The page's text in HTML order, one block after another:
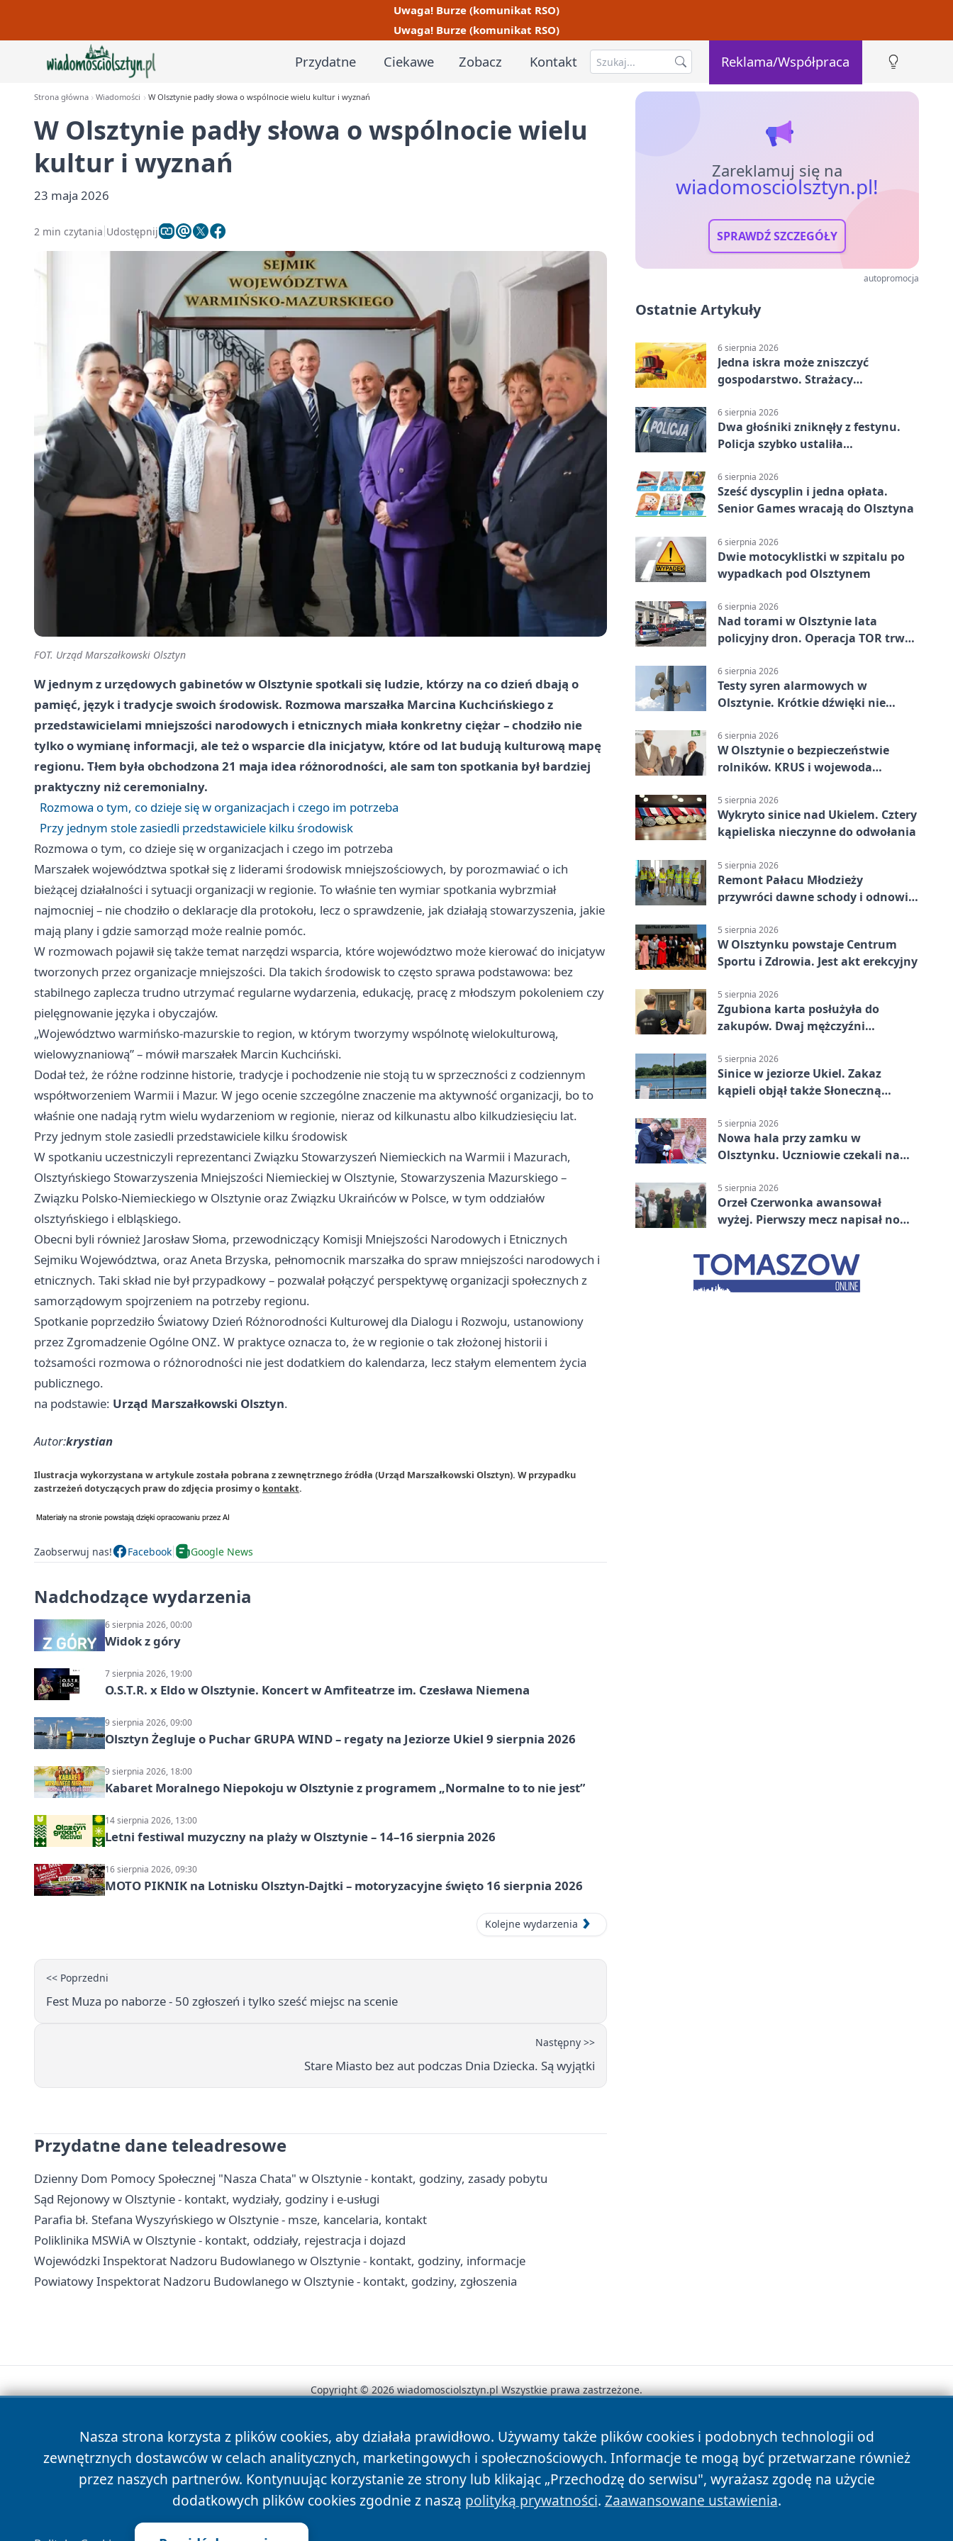
Uwaga! Burze (komunikat RSO)
Uwaga! Burze (komunikat RSO)
Przydatne Ciekawe Zobacz Kontakt Reklama/Współpraca
Strona główna Wiadomości W Olsztynie padły słowa o wspólnocie wielu kultur i wyznań
W Olsztynie padły słowa o wspólnocie wielu
kultur i wyznań
23 maja 2026
2 min czytania Udostępnij
FOT. Urząd Marszałkowski Olsztyn
W jednym z urzędowych gabinetów w Olsztynie spotkali się ludzie, którzy na co dzień dbają o
pamięć, język i tradycje swoich środowisk. Rozmowa marszałka Marcina Kuchcińskiego z
przedstawicielami mniejszości narodowych i etnicznych miała konkretny ciężar – chodziło nie
tylko o wymianę informacji, ale też o wsparcie dla inicjatyw, które od lat budują kulturową mapę
regionu. Tłem była obchodzona 21 maja idea różnorodności, ale sam ton spotkania był bardziej
praktyczny niż ceremonialny.
Rozmowa o tym, co dzieje się w organizacjach i czego im potrzeba
Przy jednym stole zasiedli przedstawiciele kilku środowisk
Rozmowa o tym, co dzieje się w organizacjach i czego im potrzeba
Marszałek województwa spotkał się z liderami środowisk mniejszościowych, by porozmawiać o ich
bieżącej działalności i sytuacji organizacji w regionie. To właśnie ten wymiar spotkania wybrzmiał
najmocniej – nie chodziło o deklaracje dla protokołu, lecz o sprawdzenie, jak działają stowarzyszenia, jakie
mają plany i gdzie samorząd może realnie pomóc.
W rozmowach pojawił się także temat narzędzi wsparcia, które województwo może kierować do inicjatyw
tworzonych przez organizacje mniejszości. Dla takich środowisk to często sprawa podstawowa: bez
stabilnego zaplecza trudno utrzymać regularne wydarzenia, edukację, pracę z młodszym pokoleniem czy
pielęgnowanie języka i obyczajów.
„Województwo warmińsko-mazurskie to region, w którym tworzymy wspólnotę wielokulturową,
wielowyznaniową” – mówił marszałek Marcin Kuchciński.
Dodał też, że różne rodzinne historie, tradycje i pochodzenie nie stoją tu w sprzeczności z codziennym
współtworzeniem Warmii i Mazur. W jego ocenie szczególne znaczenie ma aktywność organizacji, bo to
właśnie one nadają rytm wielu wydarzeniom w regionie, nieraz od kilkunastu albo kilkudziesięciu lat.
Przy jednym stole zasiedli przedstawiciele kilku środowisk
W spotkaniu uczestniczyli reprezentanci Związku Stowarzyszeń Niemieckich na Warmii i Mazurach,
Olsztyńskiego Stowarzyszenia Mniejszości Niemieckiej w Olsztynie, Stowarzyszenia Mazurskiego –
Związku Polsko-Niemieckiego w Olsztynie oraz Związku Ukraińców w Polsce, w tym oddziałów
olsztyńskiego i elbląskiego.
Obecni byli również Jarosław Słoma, przewodniczący Komisji Mniejszości Narodowych i Etnicznych
Sejmiku Województwa, oraz Aneta Brzyska, pełnomocnik marszałka do spraw mniejszości narodowych i
etnicznych. Taki skład nie był przypadkowy – pozwalał połączyć perspektywę organizacji społecznych z
samorządowym spojrzeniem na potrzeby regionu.
Spotkanie poprzedziło Światowy Dzień Różnorodności Kulturowej dla Dialogu i Rozwoju, ustanowiony
przez Zgromadzenie Ogólne ONZ. W praktyce oznacza to, że w regionie o tak złożonej historii i
tożsamości rozmowa o różnorodności nie jest dodatkiem do kalendarza, lecz stałym elementem życia
publicznego.
na podstawie: Urząd Marszałkowski Olsztyn.
Autor:krystian
Ilustracja wykorzystana w artykule została pobrana z zewnętrznego źródła (Urząd Marszałkowski Olsztyn). W przypadku
zastrzeżeń dotyczących praw do zdjęcia prosimy o kontakt.
Zaobserwuj nas! Facebook Google News
Nadchodzące wydarzenia
6 sierpnia 2026, 00:00
Widok z góry
7 sierpnia 2026, 19:00
O.S.T.R. x Eldo w Olsztynie. Koncert w Amfiteatrze im. Czesława Niemena
9 sierpnia 2026, 09:00
Olsztyn Żegluje o Puchar GRUPA WIND – regaty na Jeziorze Ukiel 9 sierpnia 2026
9 sierpnia 2026, 18:00
Kabaret Moralnego Niepokoju w Olsztynie z programem „Normalne to to nie jest”
14 sierpnia 2026, 13:00
Letni festiwal muzyczny na plaży w Olsztynie – 14–16 sierpnia 2026
16 sierpnia 2026, 09:30
MOTO PIKNIK na Lotnisku Olsztyn-Dajtki – motoryzacyjne święto 16 sierpnia 2026
Kolejne wydarzenia
<< Poprzedni
Fest Muza po naborze - 50 zgłoszeń i tylko sześć miejsc na scenie
Następny >>
Stare Miasto bez aut podczas Dnia Dziecka. Są wyjątki
Przydatne dane teleadresowe
Dzienny Dom Pomocy Społecznej "Nasza Chata" w Olsztynie - kontakt, godziny, zasady pobytu
Sąd Rejonowy w Olsztynie - kontakt, wydziały, godziny i e-usługi
Parafia bł. Stefana Wyszyńskiego w Olsztynie - msze, kancelaria, kontakt
Poliklinika MSWiA w Olsztynie - kontakt, oddziały, rejestracja i dojazd
Wojewódzki Inspektorat Nadzoru Budowlanego w Olsztynie - kontakt, godziny, informacje
Powiatowy Inspektorat Nadzoru Budowlanego w Olsztynie - kontakt, godziny, zgłoszenia
Zareklamuj się na
wiadomosciolsztyn.pl!
SPRAWDŹ SZCZEGÓŁY
autopromocja
Ostatnie Artykuły
6 sierpnia 2026
Jedna iskra może zniszczyć
gospodarstwo. Strażacy
6 sierpnia 2026
Dwa głośniki zniknęły z festynu.
Policja szybko ustaliła
6 sierpnia 2026
Sześć dyscyplin i jedna opłata.
Senior Games wracają do Olsztyna
6 sierpnia 2026
Dwie motocyklistki w szpitalu po
wypadkach pod Olsztynem
6 sierpnia 2026
Nad torami w Olsztynie lata
policyjny dron. Operacja TOR trwa
6 sierpnia 2026
Testy syren alarmowych w
Olsztynie. Krótkie dźwięki nie
6 sierpnia 2026
W Olsztynie o bezpieczeństwie
rolników. KRUS i wojewoda
5 sierpnia 2026
Wykryto sinice nad Ukielem. Cztery
kąpieliska nieczynne do odwołania
5 sierpnia 2026
Remont Pałacu Młodzieży
przywróci dawne schody i odnowi
5 sierpnia 2026
W Olsztynku powstaje Centrum
Sportu i Zdrowia. Jest akt erekcyjny
5 sierpnia 2026
Zgubiona karta posłużyła do
zakupów. Dwaj mężczyźni
5 sierpnia 2026
Sinice w jeziorze Ukiel. Zakaz
kąpieli objął także Słoneczną
5 sierpnia 2026
Nowa hala przy zamku w
Olsztynku. Uczniowie czekali na
5 sierpnia 2026
Orzeł Czerwonka awansował
wyżej. Pierwszy mecz napisał nowy
Nasza strona korzysta z plików cookies, aby działała prawidłowo. Używamy także plików cookies i podobnych technologii od
zewnętrznych dostawców w celach analitycznych, marketingowych i społecznościowych. Informacje te mogą być przetwarzane również
przez naszych partnerów. Kontynuując korzystanie ze strony lub klikając „Przechodzę do serwisu", wyrażasz zgodę na użycie
dodatkowych plików cookies zgodnie z naszą polityką prywatności. Zaawansowane ustawienia.
Copyright © 2026 wiadomosciolsztyn.pl Wszystkie prawa zastrzeżone.
News Autorzy Polityka Prywatności Polityka Cookies